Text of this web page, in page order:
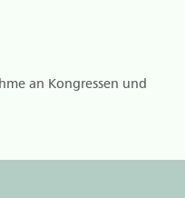
an Kongressen und